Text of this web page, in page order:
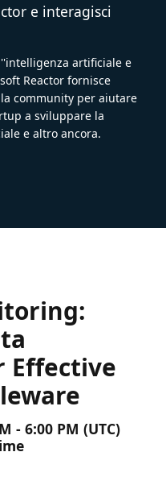
e interagisci
artificiale e
Reactor fornisce
community per aiutare
a sviluppare la
e altro ancora.
Effective
- 6:00 PM (UTC)